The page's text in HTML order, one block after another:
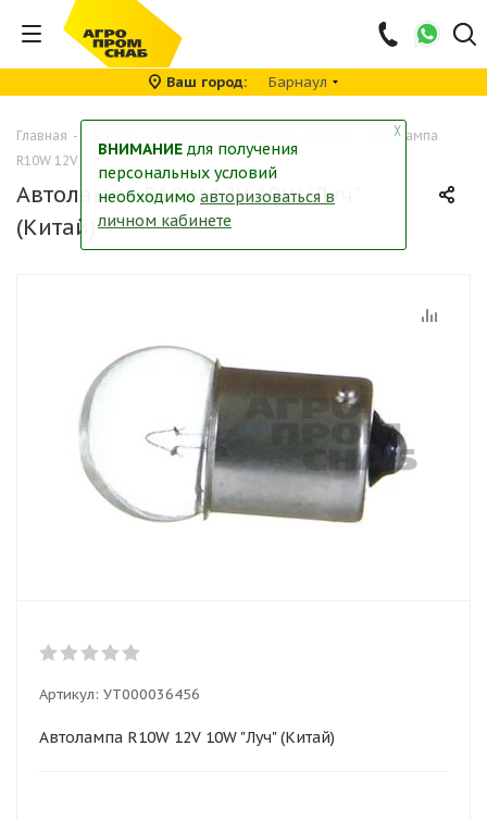
Ваш город Барнаул
Главная -
Автолампа
R10W 12V 10W "Луч" (Китай)
Автолампа R10W 12V 10W "Луч"
(Китай)
Артикул: УТ000036456
Автолампа R10W 12V 10W "Луч" (Китай)
╳
ВНИМАНИЕ для получения
персональных условий
необходимо авторизоваться в
личном кабинете